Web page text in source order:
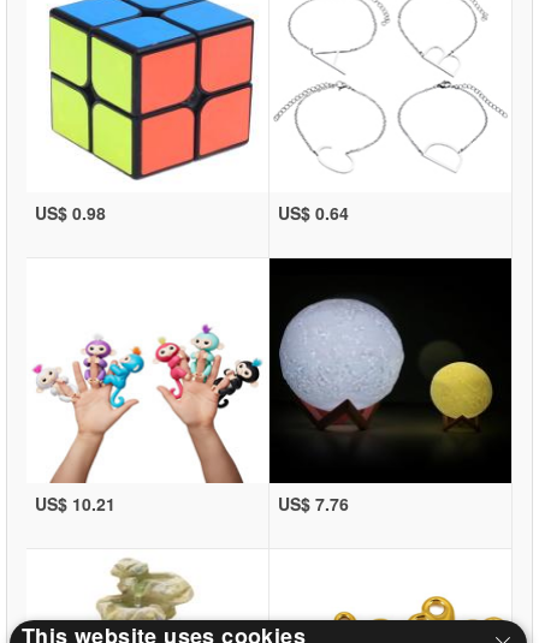
US$ 0.98 US$ 0.64
US$ 10.21 US$ 7.76
This website uses cookies